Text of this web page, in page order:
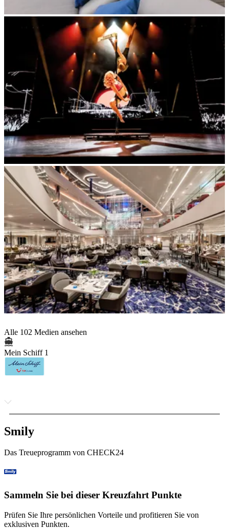
Alle 102 Medien ansehen
Mein Schiff 1
Smily
Das Treueprogramm von CHECK24
Sammeln Sie bei dieser Kreuzfahrt Punkte
Prüfen Sie Ihre persönlichen Vorteile und profitieren Sie von
exklusiven Punkten.